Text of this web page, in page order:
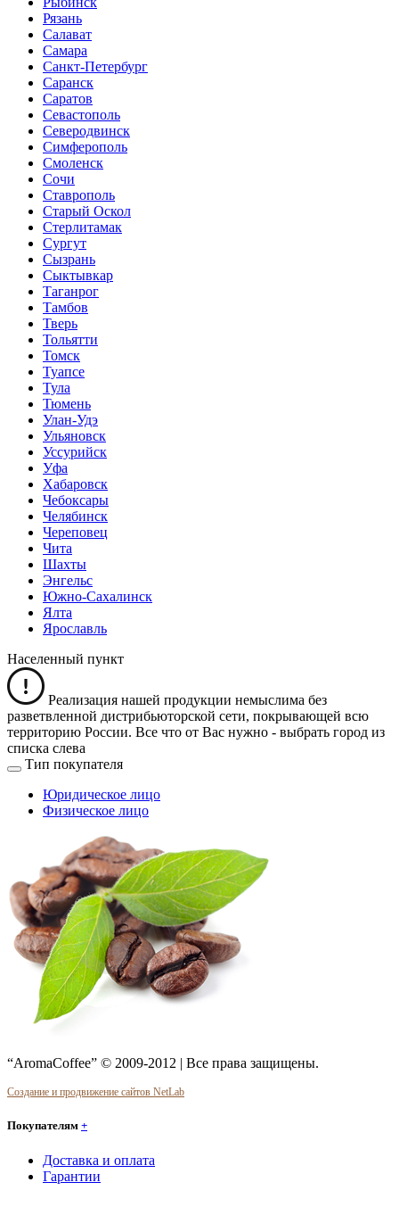
Рязань
Салават
Самара
Санкт-Петербург
Саранск
Саратов
Севастополь
Северодвинск
Симферополь
Смоленск
Сочи
Ставрополь
Старый Оскол
Стерлитамак
Сургут
Сызрань
Сыктывкар
Таганрог
Тамбов
Тверь
Тольятти
Томск
Туапсе
Тула
Тюмень
Улан-Удэ
Ульяновск
Уссурийск
Уфа
Хабаровск
Чебоксары
Челябинск
Череповец
Чита
Шахты
Энгельс
Южно-Сахалинск
Ялта
Ярославль
Населенный пункт
Реализация нашей продукции немыслима без
разветвленной дистрибьюторской сети, покрывающей всю
территорию России. Все что от Вас нужно - выбрать город из
списка слева
Тип покупателя
Юридическое лицо
Физическое лицо
“AromaCoffee” © 2009-2012 | Все права защищены.
Создание и продвижение сайтов NetLab
Покупателям +
Доставка и оплата
Гарантии